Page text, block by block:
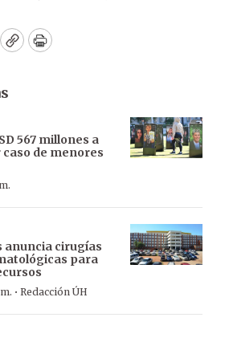
CopyPrint
567 millones a
caso de menores
anuncia cirugías
para
· Redacción ÚH